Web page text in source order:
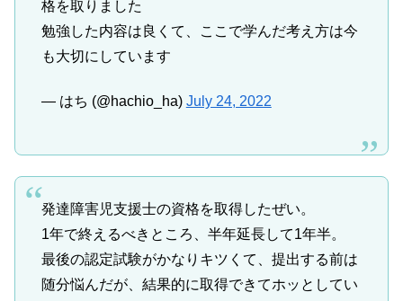
格を取りました
勉強した内容は良くて、ここで学んだ考え方は今
も大切にしています
— はち (@hachio_ha) July 24, 2022
発達障害児支援士の資格を取得したぜい。
1年で終えるべきところ、半年延長して1年半。
最後の認定試験がかなりキツくて、提出する前は
随分悩んだが、結果的に取得できてホッとしてい